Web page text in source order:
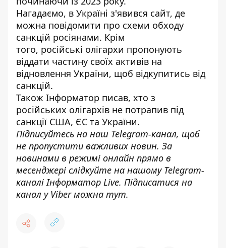
Нагадаємо, в Україні з'явився сайт, де
можна повідомити про схеми обходу
санкцій росіянами. Крім
того, російські олігархи пропонують
віддати частину своїх активів на
відновлення України, щоб відкупитись від
санкцій.
Також Інформатор писав, хто з
російських олігархів не потрапив під
санкції США, ЄС та України.
Підписуйтесь на наш Telegram-канал, щоб
не пропустити важливих новин. За
новинами в режимі онлайн прямо в
месенджері слідкуйте на нашому Telegram-
каналіІнформатор Live. Підписатися на
канал у Viber можна тут.